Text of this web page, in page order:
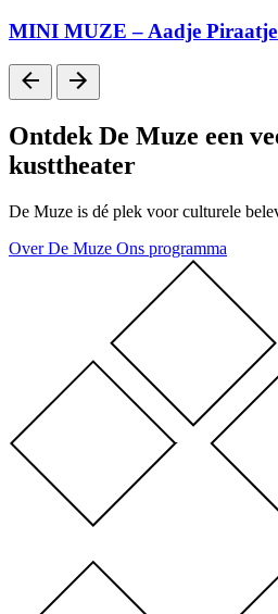
MINI MUZE – Aadje
Ontdek De Muze een
kusttheater
De Muze is dé plek voor culturele
Over De Muze Ons programma